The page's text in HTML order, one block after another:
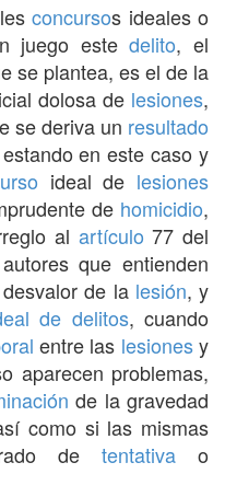
concursos ideales o
juego estedelito, el
se plantea, es el de la
dolosa de lesiones,
se deriva un resultado
en este caso y
ideal de lesiones
de homicidio,
al artículo 77 del
que entienden
de la lesión, y
de delitos, cuando
entre las lesionesy
aparecen problemas,
de la gravedad
como si las mismas
de tentativa o